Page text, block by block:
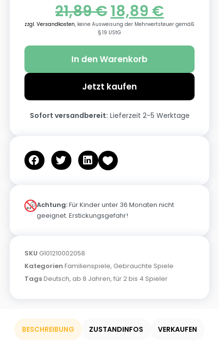
21,89€18,89 €
zzgl. Versandkosten, keine Ausweisung der Mehrwertsteuer gemäß
§ 19 UStG
In den Warenkorb
Jetzt kaufen
Sofort versandbereit: Lieferzeit 2-5 Werktage
Achtung:Für Kinder unter 36 Monaten nicht
geeignet. Erstickungsgefahr!
SKU G101210002058
Kategorien Familienspiele, Gebrauchte Spiele
TagsDeutsch, ab 8 Jahren, für 2 bis 4 Spieler
BESCHREIBUNG ZUSTANDINFOS VERKAUFEN